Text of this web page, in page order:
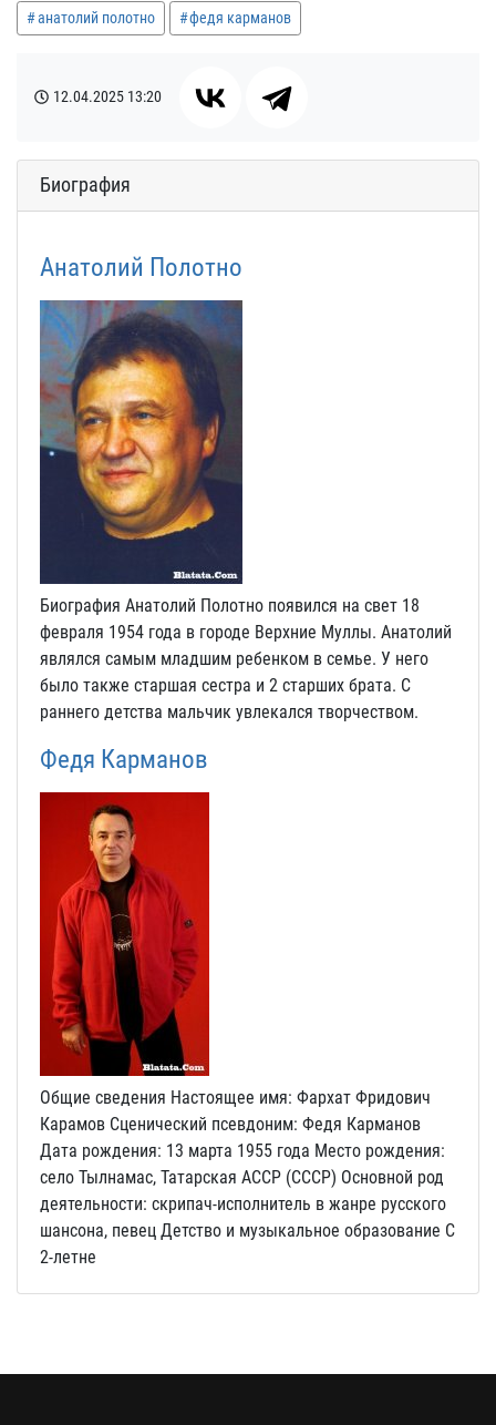
анатолий полотно федя карманов
12.04.2025 13:20
Биография
Анатолий Полотно
Биография Анатолий Полотно появился на свет 18
февраля 1954 года в городе Верхние Муллы. Анатолий
являлся самым младшим ребенком в семье. У него
было также старшая сестра и 2 старших брата. С
раннего детства мальчик увлекался творчеством.
Федя Карманов
Общие сведения Настоящее имя: Фархат Фридович
Карамов Сценический псевдоним: Федя Карманов
Дата рождения: 13 марта 1955 года Место рождения:
село Тылнамас, Татарская АССР (СССР) Основной род
деятельности: скрипач‑исполнитель в жанре русского
шансона, певец Детство и музыкальное образование С
2‑летне